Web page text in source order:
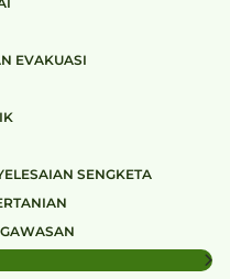
EVAKUASI
SENGKETA